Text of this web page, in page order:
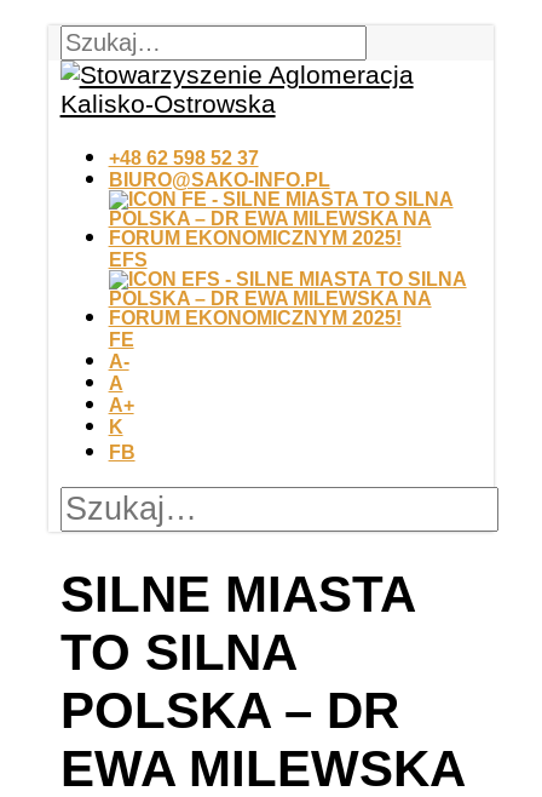
+48 62 598 52 37
BIURO@SAKO-INFO.PL
EFS
FE
A-
A
A+
K
FB
SILNE MIASTA
TO SILNA
POLSKA – DR
EWA MILEWSKA